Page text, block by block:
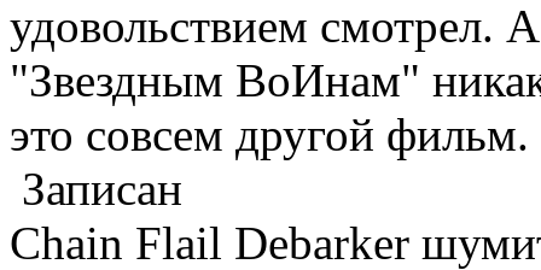
удовольствием
"Звездным ВоИнам"
это совсем другой
Записан
Chain Flail Debarker